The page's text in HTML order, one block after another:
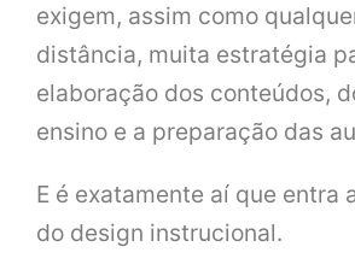
exigem, assim como
distância, muita estratégia
elaboração dos conteúdos,
ensino e a preparação das
E é exatamente aí que entra
do design instrucional.